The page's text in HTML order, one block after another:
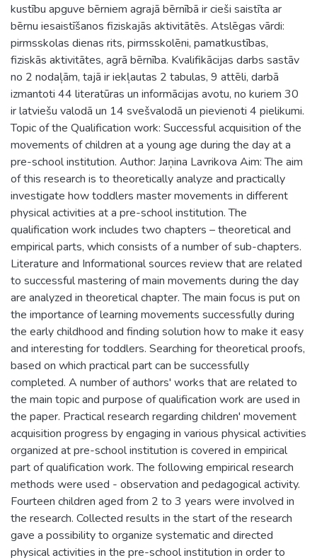
kustību apguve bērniem agrajā bērnībā ir cieši saistīta ar
bērnu iesaistīšanos fiziskajās aktivitātēs. Atslēgas vārdi:
pirmsskolas dienas rits, pirmsskolēni, pamatkustības,
fiziskās aktivitātes, agrā bērnība. Kvalifikācijas darbs sastāv
no 2 nodaļām, tajā ir iekļautas 2 tabulas, 9 attēli, darbā
izmantoti 44 literatūras un informācijas avotu, no kuriem 30
ir latviešu valodā un 14 svešvalodā un pievienoti 4 pielikumi.
Topic of the Qualification work: Successful acquisition of the
movements of children at a young age during the day at a
pre-school institution. Author: Jaņina Lavrikova Aim: The aim
of this research is to theoretically analyze and practically
investigate how toddlers master movements in different
physical activities at a pre-school institution. The
qualification work includes two chapters – theoretical and
empirical parts, which consists of a number of sub-chapters.
Literature and Informational sources review that are related
to successful mastering of main movements during the day
are analyzed in theoretical chapter. The main focus is put on
the importance of learning movements successfully during
the early childhood and finding solution how to make it easy
and interesting for toddlers. Searching for theoretical proofs,
based on which practical part can be successfully
completed. A number of authors' works that are related to
the main topic and purpose of qualification work are used in
the paper. Practical research regarding children' movement
acquisition progress by engaging in various physical activities
organized at pre-school institution is covered in empirical
part of qualification work. The following empirical research
methods were used - observation and pedagogical activity.
Fourteen children aged from 2 to 3 years were involved in
the research. Collected results in the start of the research
gave a possibility to organize systematic and directed
physical activities in the pre-school institution in order to